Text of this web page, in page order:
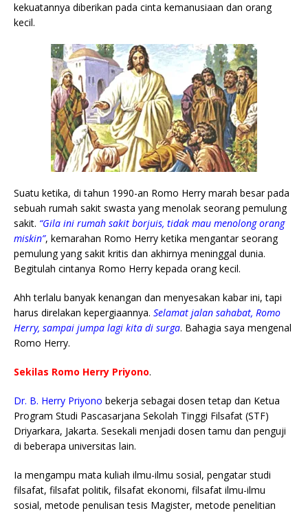
kekuatannya diberikan pada cinta kemanusiaan dan orang
kecil.
Suatu ketika, di tahun 1990-an Romo Herry marah besar pada
sebuah rumah sakit swasta yang menolak seorang pemulung
sakit. “Gila ini rumah sakit borjuis, tidak mau menolong orang
miskin”, kemarahan Romo Herry ketika mengantar seorang
pemulung yang sakit kritis dan akhirnya meninggal dunia.
Begitulah cintanya Romo Herry kepada orang kecil.
Ahh terlalu banyak kenangan dan menyesakan kabar ini, tapi
harus direlakan kepergiaannya. Selamat jalan sahabat, Romo
Herry, sampai jumpa lagi kita di surga. Bahagia saya mengenal
Romo Herry.
Sekilas Romo Herry Priyono.
Dr. B. Herry Priyono bekerja sebagai dosen tetap dan Ketua
Program Studi Pascasarjana Sekolah Tinggi Filsafat (STF)
Driyarkara, Jakarta. Sesekali menjadi dosen tamu dan penguji
di beberapa universitas lain.
Ia mengampu mata kuliah ilmu-ilmu sosial, pengatar studi
filsafat, filsafat politik, filsafat ekonomi, filsafat ilmu-ilmu
sosial, metode penulisan tesis Magister, metode penelitian